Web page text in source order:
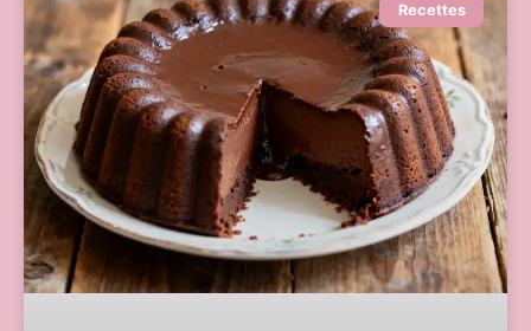
Recettes